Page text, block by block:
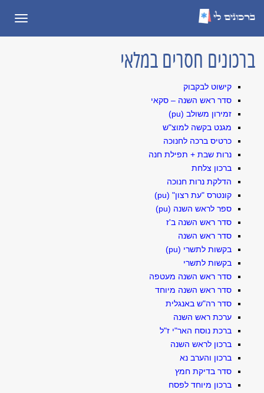
ברכונים חסרים במלאי
קישוט לבקבוק
סדר ראש השנה – סקאי
זמירון משולב (pu)
מגנט בקשה למוצ"ש
כרטיס ברכה לחנוכה
נרות שבת + תפילת חנה
ברכון צלחת
הדלקת נרות חנוכה
קונטרס "עת רצון" (pu)
ספר לראש השנה (pu)
סדר ראש השנה ב'ז
סדר ראש השנה
בקשות לתשרי (pu)
בקשות לתשרי
סדר ראש השנה מעטפה
סדר ראש השנה מיוחד
סדר רה"ש באנגלית
ערכת ראש השנה
ברכת נוסח האר"י ז"ל
ברכון לראש השנה
ברכון והערב נא
סדר בדיקת חמץ
ברכון מיוחד לפסח